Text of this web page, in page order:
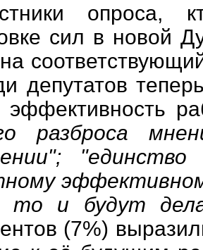
опроса,
сил в новой
депутатов
эффективность
разброса
то и будут
(7%)